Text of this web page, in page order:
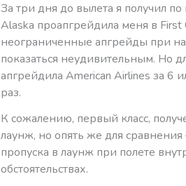
За три дня до вылета я получил
Alaska проапгрейдила меня в First
неограниченные апгрейды при
показаться неудивительным. Но
апгрейдила American Airlines за 6
раз.
К сожалению, первый класс,
лаунж, но опять же для
пропуска в лаунж при полете
обстоятельствах.